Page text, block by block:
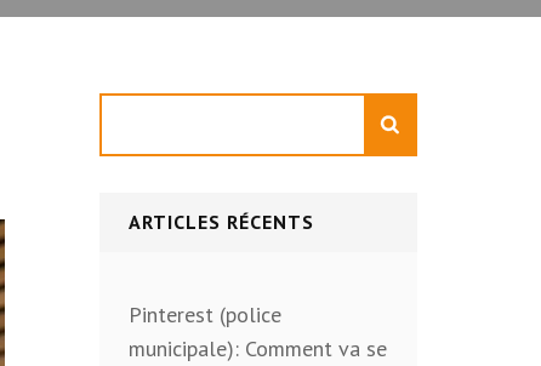
ARTICLES RÉCENTS
Pinterest (police
municipale): Comment va se